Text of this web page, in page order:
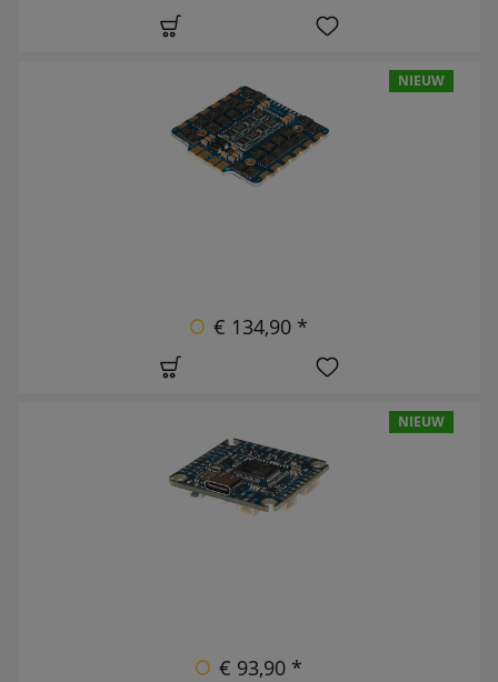
NIEUW
€ 134,90 *
NIEUW
€ 93,90 *